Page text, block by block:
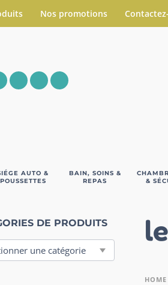
Nos promotions
AUTO &
POUSSETTES
BAIN, SOINS &
REPAS
&
DE PRODUITS
HOME